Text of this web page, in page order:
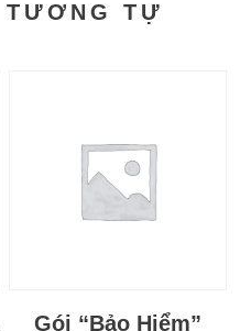
TỰ
Gói “Bảo Hiểm”